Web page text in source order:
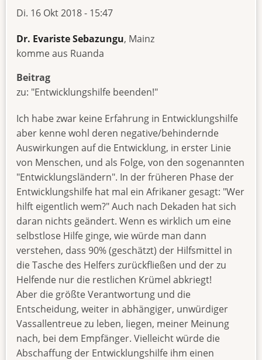
Di. 16 Okt 2018 - 15:47
Dr. Evariste Sebazungu, Mainz
komme aus Ruanda
Beitrag
zu: "Entwicklungshilfe beenden!"
Ich habe zwar keine Erfahrung in Entwicklungshilfe
aber kenne wohl deren negative/behindernde
Auswirkungen auf die Entwicklung, in erster Linie
von Menschen, und als Folge, von den sogenannten
"Entwicklungsländern". In der früheren Phase der
Entwicklungshilfe hat mal ein Afrikaner gesagt: "Wer
hilft eigentlich wem?" Auch nach Dekaden hat sich
daran nichts geändert. Wenn es wirklich um eine
selbstlose Hilfe ginge, wie würde man dann
verstehen, dass 90% (geschätzt) der Hilfsmittel in
die Tasche des Helfers zurückfließen und der zu
Helfende nur die restlichen Krümel abkriegt!
Aber die größte Verantwortung und die
Entscheidung, weiter in abhängiger, unwürdiger
Vassallentreue zu leben, liegen, meiner Meinung
nach, bei dem Empfänger. Vielleicht würde die
Abschaffung der Entwicklungshilfe ihm einen